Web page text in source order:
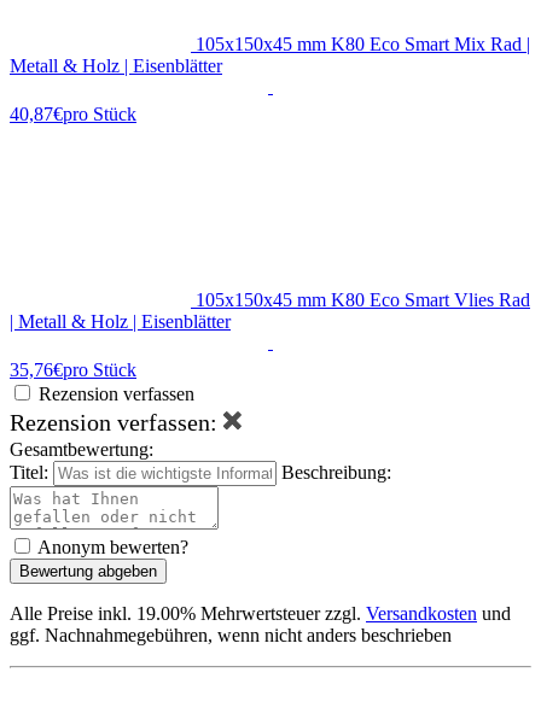
105x150x45 mm K80 Eco Smart Mix Rad |
Metall & Holz | Eisenblätter
40,87€pro Stück
105x150x45 mm K80 Eco Smart Vlies Rad
| Metall & Holz | Eisenblätter
35,76€pro Stück
Rezension verfassen
Rezension verfassen:
Gesamtbewertung:
Titel:
Beschreibung:
Anonym bewerten?
Bewertung abgeben
Alle Preise inkl. 19.00% Mehrwertsteuer zzgl. Versandkosten und
ggf. Nachnahmegebühren, wenn nicht anders beschrieben